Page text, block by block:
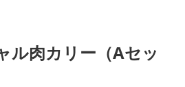
ル肉カリー（Aセッ